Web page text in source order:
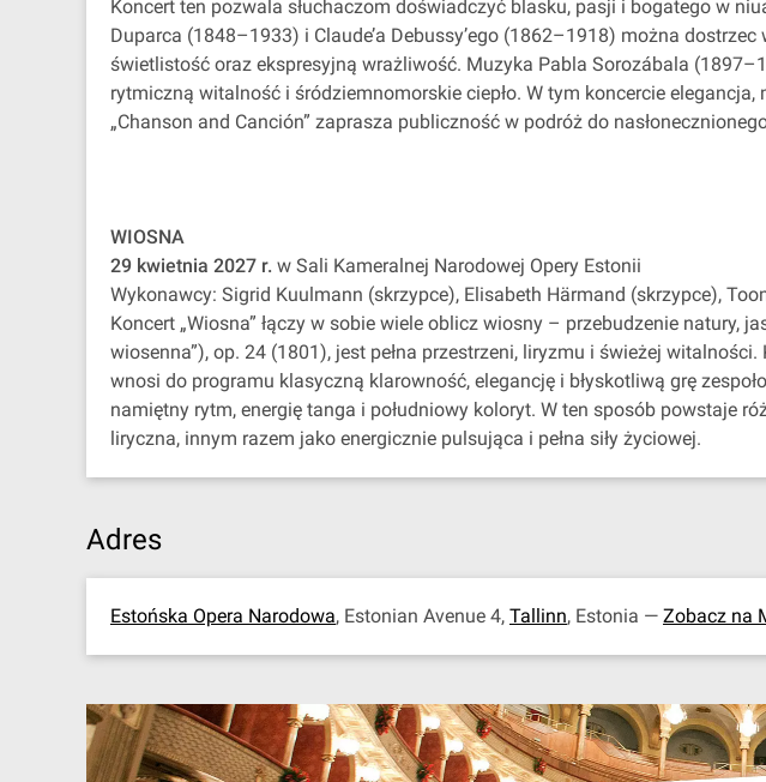
Koncert ten pozwala słuchaczom doświadczyć blasku, pasji i bogatego w
Duparca (1848–1933) i Claude’a Debussy’ego (1862–1918) można
świetlistość oraz ekspresyjną wrażliwość. Muzyka Pabla Sorozábala
rytmiczną witalność i śródziemnomorskie ciepło. W tym koncercie
„Chanson and Canción” zaprasza publiczność w podróż do
WIOSNA
29 kwietnia 2027 r. w Sali Kameralnej Narodowej Opery Estonii
Wykonawcy: Sigrid Kuulmann (skrzypce), Elisabeth Härmand (skrzypce),
Koncert „Wiosna” łączy w sobie wiele oblicz wiosny – przebudzenie natury,
wiosenna”), op. 24 (1801), jest pełna przestrzeni, liryzmu i świeżej
wnosi do programu klasyczną klarowność, elegancję i błyskotliwą grę
namiętny rytm, energię tanga i południowy koloryt. W ten sposób powstaje
liryczna, innym razem jako energicznie pulsująca i pełna siły życiowej.
Adres
Estońska Opera Narodowa, Estonian Avenue 4, Tallinn, Estonia — Zobacz na